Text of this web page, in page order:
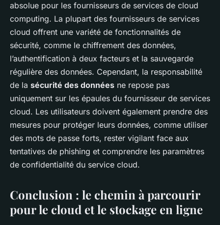
absolue pour les fournisseurs de services de cloud
computing. La plupart des fournisseurs de services
cloud offrent une variété de fonctionnalités de
sécurité, comme le chiffrement des données,
l’authentification à deux facteurs et la sauvegarde
régulière des données. Cependant, la responsabilité
de la sécurité des données ne repose pas
uniquement sur les épaules du fournisseur de services
cloud. Les utilisateurs doivent également prendre des
mesures pour protéger leurs données, comme utiliser
des mots de passe forts, rester vigilant face aux
tentatives de phishing et comprendre les paramètres
de confidentialité du service cloud.
Conclusion : le chemin à parcourir
pour le cloud et le stockage en ligne